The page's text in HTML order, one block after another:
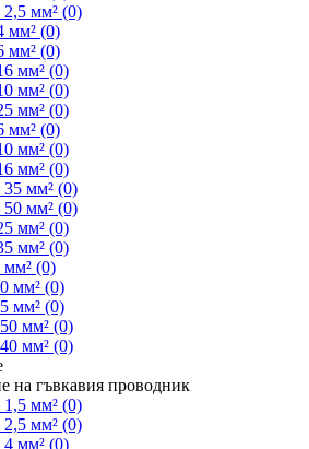
мм² (0)
мм² (0)
мм² (0)
мм² (0)
мм² (0)
мм² (0)
мм² (0)
мм² (0)
мм² (0)
мм² (0)
мм² (0)
мм² (0)
мм² (0)
(0)
мм² (0)
мм² (0)
мм² (0)
мм² (0)
на гъвкавия проводник
мм² (0)
мм² (0)
мм² (0)